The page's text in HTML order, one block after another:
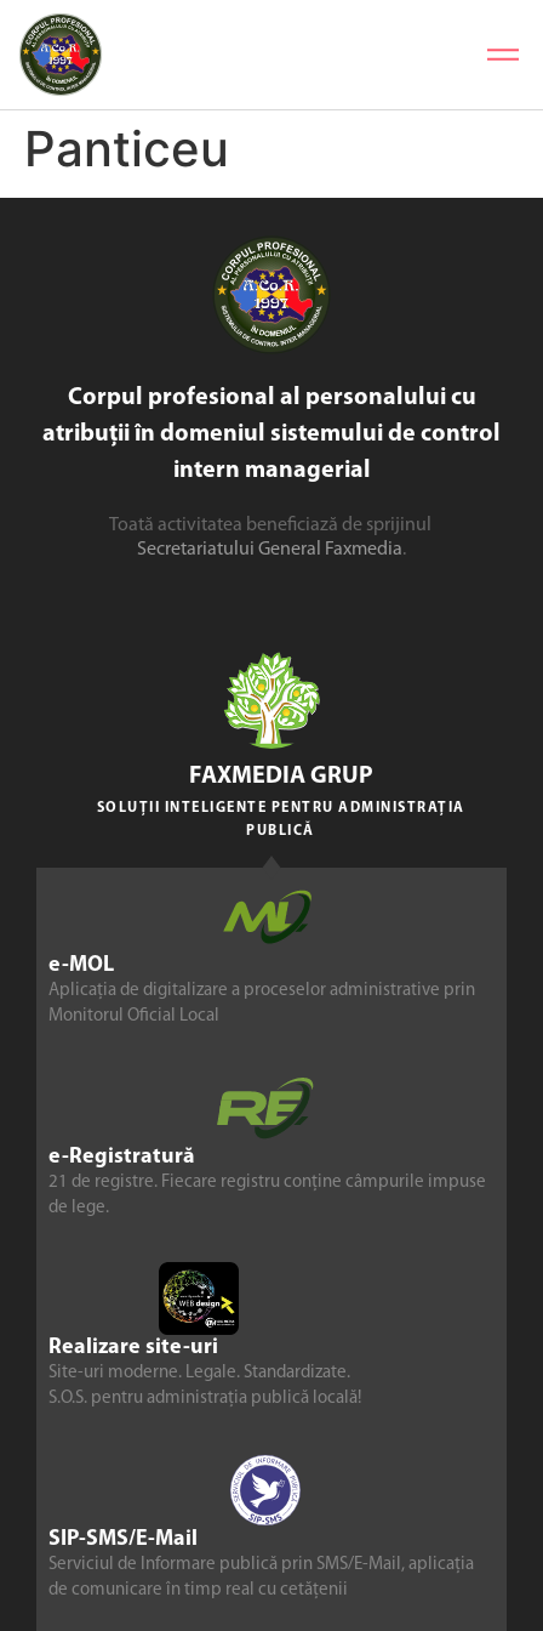
Panticeu
Corpul profesional al personalului cu
atribuții în domeniul sistemului de control
intern managerial
Toată activitatea beneficiază de sprijinul
Secretariatului General Faxmedia.
e-MOL
Aplicația de digitalizare a proceselor administrative prin
Monitorul Oficial Local
e-Registratură
21 de registre. Fiecare registru conține câmpurile impuse
de lege.
Realizare site-uri
Site-uri moderne. Legale. Standardizate.
S.O.S. pentru administrația publică locală!
SIP-SMS/E-Mail
Serviciul de Informare publică prin SMS/E-Mail, aplicația
de comunicare în timp real cu cetățenii
FAXMEDIA GRUP
SOLUȚII INTELIGENTE PENTRU ADMINISTRAȚIA
PUBLICĂ